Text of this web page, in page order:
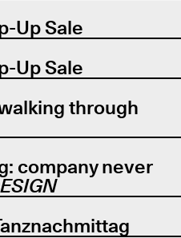
Up Sale
Up Sale
through
company never